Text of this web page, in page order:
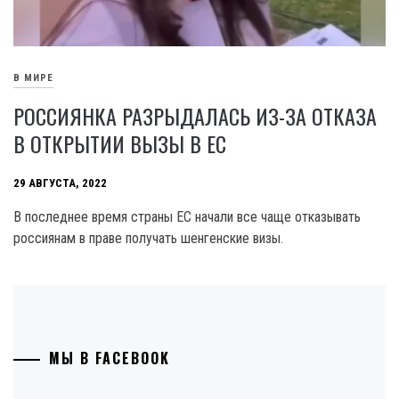
В МИРЕ
РОССИЯНКА РАЗРЫДАЛАСЬ ИЗ-ЗА ОТКАЗА
В ОТКРЫТИИ ВЫЗЫ В ЕС
29 АВГУСТА, 2022
В последнее время страны ЕС начали все чаще отказывать
россиянам в праве получать шенгенские визы.
МЫ В FACEBOOK